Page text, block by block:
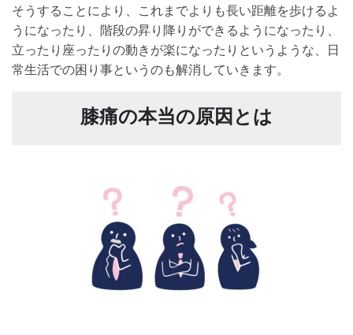
そうすることにより、これまでよりも長い距離を歩けるよ
うになったり、階段の昇り降りができるようになったり、
立ったり座ったりの動きが楽になったりというような、日
常生活での困り事というのも解消していきます。
膝痛の本当の原因とは